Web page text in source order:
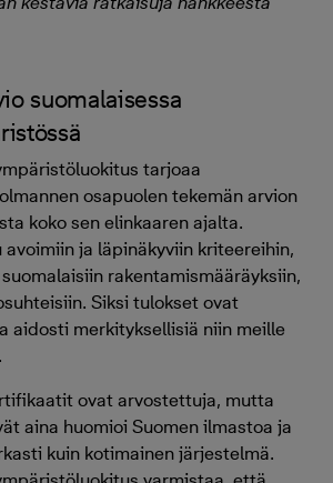
suomalaisessa
tarjoaa
osapuolen tekemän arvion
koko sen elinkaaren ajalta.
ja läpinäkyviin kriteereihin,
rakentamismääräyksiin,
Siksi tulokset ovat
aidosti merkityksellisiä niin meille
ovat arvostettuja, mutta
aina huomioi Suomen ilmastoa ja
kuin kotimainen järjestelmä.